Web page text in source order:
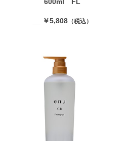
__ ￥5,808（税込）